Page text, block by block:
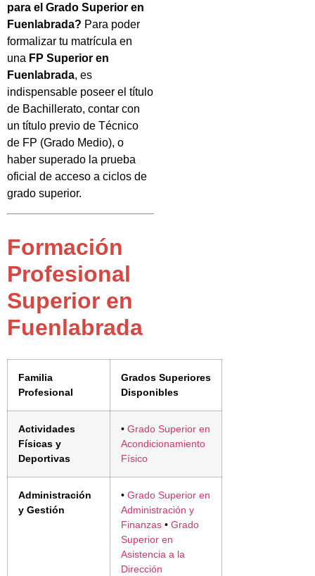
para el Grado Superior en
Fuenlabrada? Para poder
formalizar tu matrícula en
una FP Superior en
Fuenlabrada, es
indispensable poseer el título
de Bachillerato, contar con
un título previo de Técnico
de FP (Grado Medio), o
haber superado la prueba
oficial de acceso a ciclos de
grado superior.
Formación
Profesional
Superior en
Fuenlabrada
Familia
Profesional
Grados Superiores
Disponibles
Actividades
Físicas y
Deportivas
• Grado Superior en
Acondicionamiento
Físico
Administración
y Gestión
• Grado Superior en
Administración y
Finanzas • Grado
Superior en
Asistencia a la
Dirección